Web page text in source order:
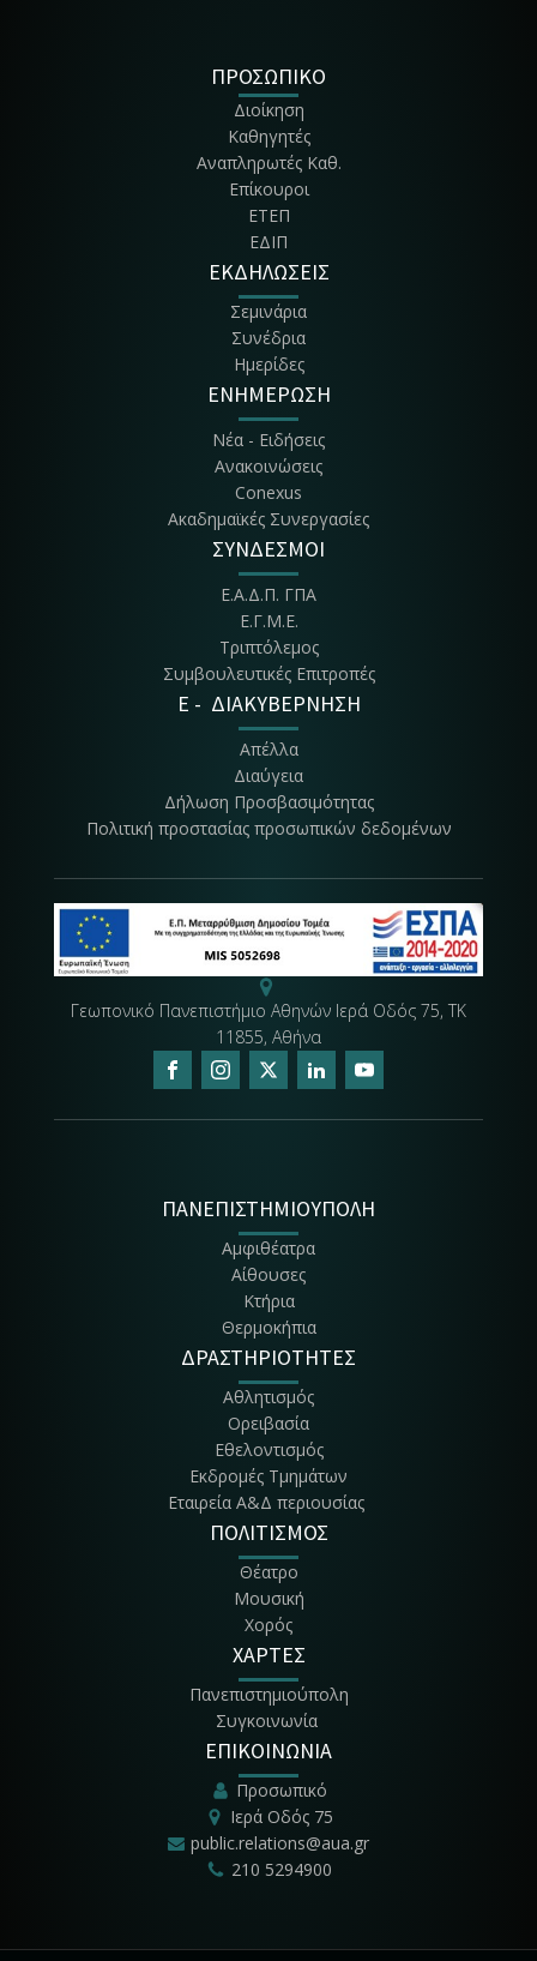
ΠΡΟΣΩΠΙΚΟ
Διοίκηση
Καθηγητές
Αναπληρωτές Καθ.
Επίκουροι
ΕΤΕΠ
ΕΔΙΠ
ΕΚΔΗΛΩΣΕΙΣ
Σεμινάρια
Συνέδρια
Ημερίδες
ΕΝΗΜΕΡΩΣΗ
Νέα - Ειδήσεις
Ανακοινώσεις
Conexus
Ακαδημαϊκές Συνεργασίες
ΣΥΝΔΕΣΜΟΙ
Ε.Α.Δ.Π. ΓΠΑ
Ε.Γ.Μ.Ε.
Τριπτόλεμος
Συμβουλευτικές Επιτροπές
E - ΔΙΑΚΥΒΕΡΝΗΣΗ
Απέλλα
Διαύγεια
Δήλωση Προσβασιμότητας
Πολιτική προστασίας προσωπικών δεδομένων
Γεωπονικό Πανεπιστήμιο Αθηνών Ιερά Οδός 75, ΤΚ
11855, Αθήνα
ΠΑΝΕΠΙΣΤΗΜΙΟΥΠΟΛΗ
Αμφιθέατρα
Αίθουσες
Κτήρια
Θερμοκήπια
ΔΡΑΣΤΗΡΙΟΤΗΤΕΣ
Αθλητισμός
Ορειβασία
Εθελοντισμός
Εκδρομές Τμημάτων
Εταιρεία Α&Δ περιουσίας
ΠΟΛΙΤΙΣΜΟΣ
Θέατρο
Μουσική
Χορός
ΧΑΡΤΕΣ
Πανεπιστημιούπολη
Συγκοινωνία
ΕΠΙΚΟΙΝΩΝΙΑ
Προσωπικό
Ιερά Οδός 75
public.relations@aua.gr
210 5294900